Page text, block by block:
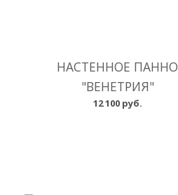
НАСТЕННОЕ ПАННО
"ВЕНЕТРИЯ"
12 100 руб.